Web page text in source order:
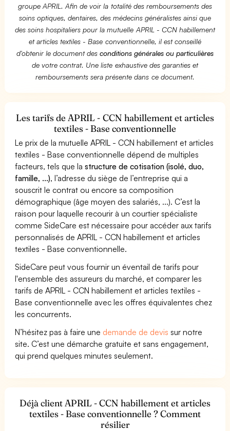
groupe APRIL. Afin de voir la totalité des remboursements des
soins optiques, dentaires, des médecins généralistes ainsi que
des soins hospitaliers pour la mutuelle APRIL - CCN habillement
et articles textiles - Base conventionnelle, il est conseillé
d'obtenir le document des conditions générales ou particulières
de votre contrat. Une liste exhaustive des garanties et
remboursements sera présente dans ce document.
Les tarifs de APRIL - CCN habillement et articles
textiles - Base conventionnelle
Le prix de la mutuelle APRIL - CCN habillement et articles
textiles - Base conventionnelle dépend de multiples
facteurs, tels que lastructure de cotisation (isolé, duo,
famille, ...), l’adresse du siège de l’entreprise qui a
souscrit le contrat ou encore sa composition
démographique (âge moyen des salariés, ...). C’est la
raison pour laquelle recourir à un courtier spécialiste
comme SideCare est nécessaire pour accéder aux tarifs
personnalisés de APRIL - CCN habillement et articles
textiles - Base conventionnelle.
SideCare peut vous fournir un éventail de tarifs pour
l'ensemble des assureurs du marché, et comparer les
tarifs de APRIL - CCN habillement et articles textiles -
Base conventionnelle avec les offres équivalentes chez
les concurrents.
N’hésitez pas à faire une demande de devis sur notre
site. C’est une démarche gratuite et sans engagement,
qui prend quelques minutes seulement.
Déjà client APRIL - CCN habillement et articles
textiles - Base conventionnelle ? Comment
résilier